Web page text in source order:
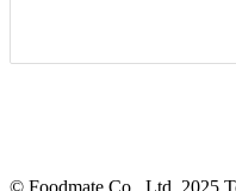
© Foodmate Co., Ltd. 2025